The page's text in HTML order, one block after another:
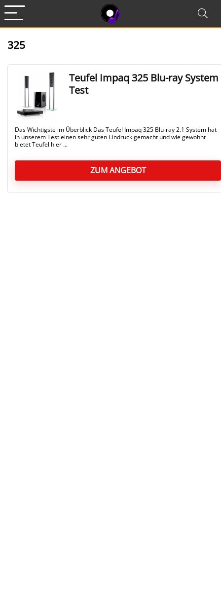
325
Teufel Impaq 325 Blu-ray System
Test
Das Wichtigste im Überblick Das Teufel Impaq 325 Blu-ray 2.1 System hat
in unserem Test einen sehr guten Eindruck gemacht und wie gewohnt
bietet Teufel hier ...
ZUM ANGEBOT